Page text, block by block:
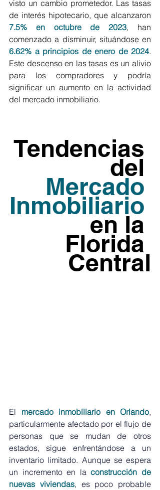
visto un cambio prometedor. Las tasas
de interés hipotecario, que alcanzaron
7.5% en octubre de 2023, han
6.62% a principios de enero de 2024
Este descenso en las tasas es un alivio
para los compradores y podría
significar un aumento en la actividad
del mercado inmobiliario.
Tendencias
del
Mercado
Inmobiliario
en la
Florida
Central
El mercado inmobiliario en Orlando,
particularmente afectado por el flujo de
personas que se mudan de otros
estados, sigue enfrentándose a un
inventario limitado. Aunque se espera
un incremento en la construcción de
nuevas viviendas, es poco probable